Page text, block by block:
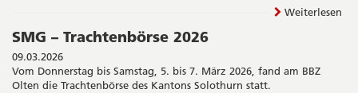
Weiterlesen
SMG – Trachtenbörse 2026
09.03.2026
Vom Donnerstag bis Samstag, 5. bis 7. März 2026, fand am BBZ
Olten die Trachtenbörse des Kantons Solothurn statt.